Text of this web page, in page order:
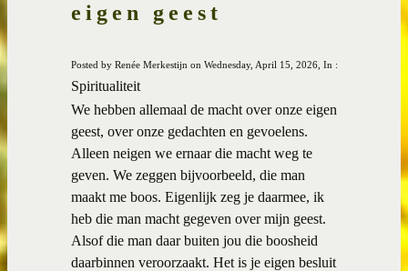
eigen geest
Posted by Renée Merkestijn on Wednesday, April 15, 2026, In :
Spiritualiteit
We hebben allemaal de macht over onze eigen
geest, over onze gedachten en gevoelens.
Alleen neigen we ernaar die macht weg te
geven. We zeggen bijvoorbeeld, die man
maakt me boos. Eigenlijk zeg je daarmee, ik
heb die man macht gegeven over mijn geest.
Alsof die man daar buiten jou die boosheid
daarbinnen veroorzaakt. Het is je eigen besluit